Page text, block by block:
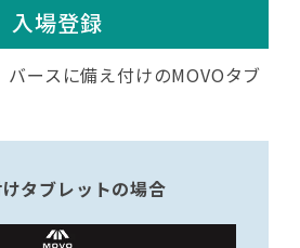
入場登録
ースに備え付けのMOVOタブ
タブレットの場合